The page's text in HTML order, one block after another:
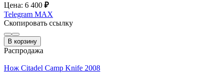
Цена: 6 400 ₽
Telegram MAX
Скопировать ссылку
В корзину
Распродажа
Нож Citadel Camp Knife 2008